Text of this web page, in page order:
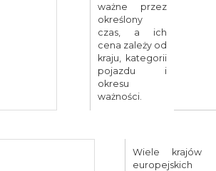
ważne przez
określony
czas, a ich
cena zależy od
kraju, kategorii
pojazdu i
okresu
ważności.
Wiele krajów
europejskich